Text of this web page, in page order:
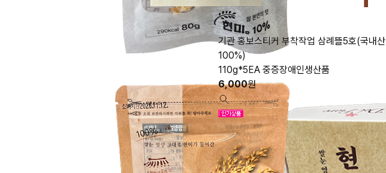
기관 홍보스티커 부착작업 삼례뜰5호(국내산
100%)
110g*5EA 중증장애인생산품
6,000원